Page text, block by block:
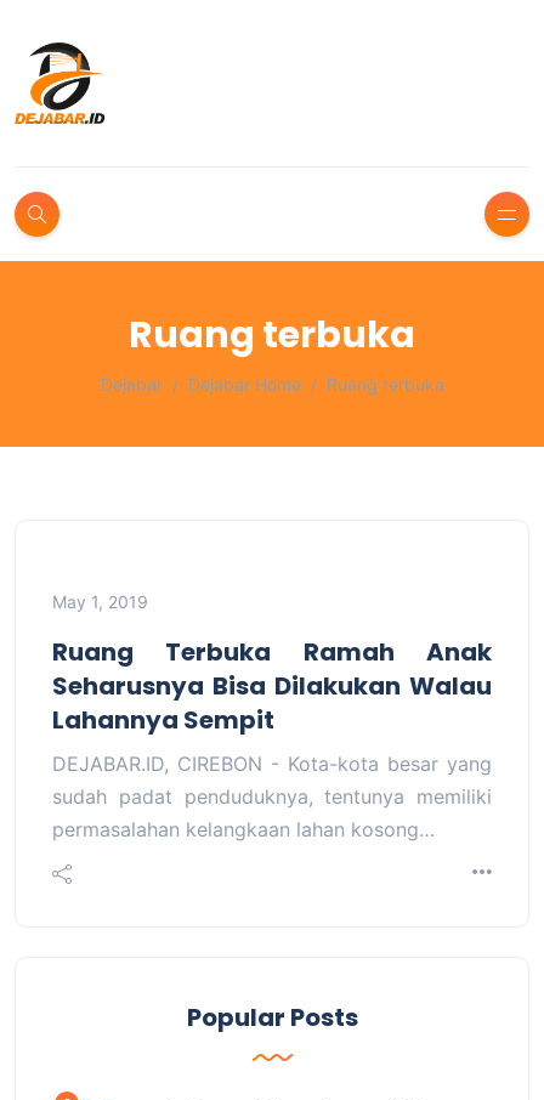
Ruang terbuka
Dejabar Dejabar Home Ruang terbuka
May 1, 2019
Ruang Terbuka Ramah Anak
Seharusnya Bisa Dilakukan Walau
Lahannya Sempit
DEJABAR.ID, CIREBON - Kota-kota besar yang
sudah padat penduduknya, tentunya memiliki
permasalahan kelangkaan lahan kosong…
Popular Posts